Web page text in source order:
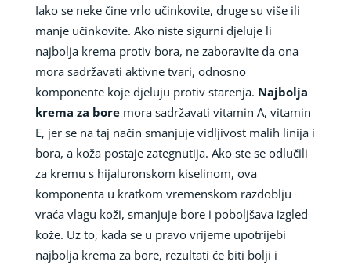
Iako se neke čine vrlo učinkovite, druge su više ili
manje učinkovite. Ako niste sigurni djeluje li
najbolja krema protiv bora, ne zaboravite da ona
mora sadržavati aktivne tvari, odnosno
komponente koje djeluju protiv starenja. Najbolja
krema za boremora sadržavati vitamin A, vitamin
E, jer se na taj način smanjuje vidljivost malih linija i
bora, a koža postaje zategnutija. Ako ste se odlučili
za kremu s hijaluronskom kiselinom, ova
komponenta u kratkom vremenskom razdoblju
vraća vlagu koži, smanjuje bore i poboljšava izgled
kože. Uz to, kada se u pravo vrijeme upotrijebi
najbolja krema za bore, rezultati će biti bolji i